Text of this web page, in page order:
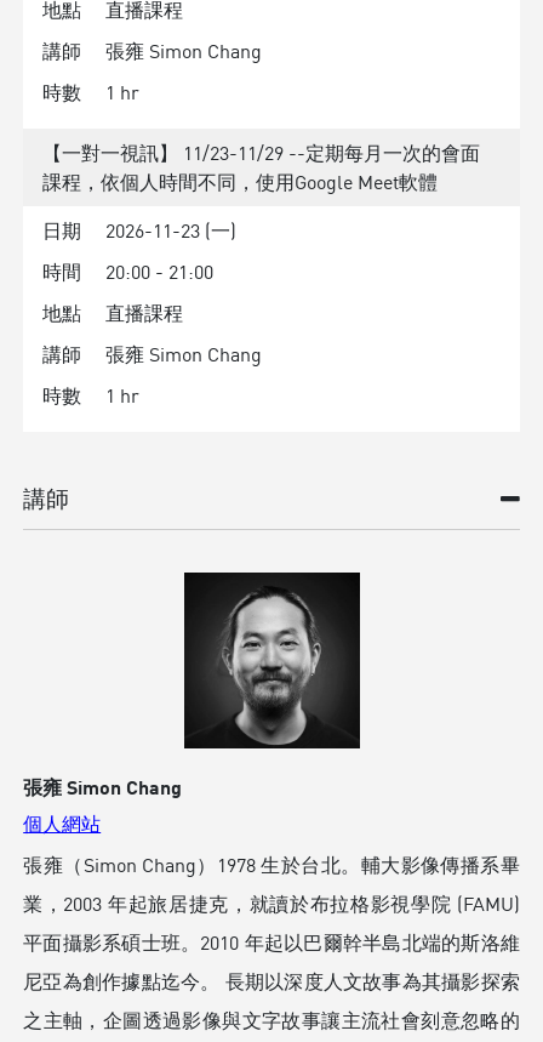
地點
直播課程
講師
張雍 Simon Chang
時數
1 hr
【一對一視訊】 11/23-11/29 --定期每月一次的會面
課程，依個人時間不同，使用Google Meet軟體
日期
2026-11-23 (一)
時間
20:00 - 21:00
地點
直播課程
講師
張雍 Simon Chang
時數
1 hr
講師
張雍 Simon Chang
個人網站
張雍（Simon Chang）1978 生於台北。輔大影像傳播系畢
業，2003 年起旅居捷克，就讀於布拉格影視學院 (FAMU)
平面攝影系碩士班。2010 年起以巴爾幹半島北端的斯洛維
尼亞為創作據點迄今。 ⻑期以深度人文故事為其攝影探索
之主軸，企圖透過影像與文字故事讓主流社會刻意忽略的